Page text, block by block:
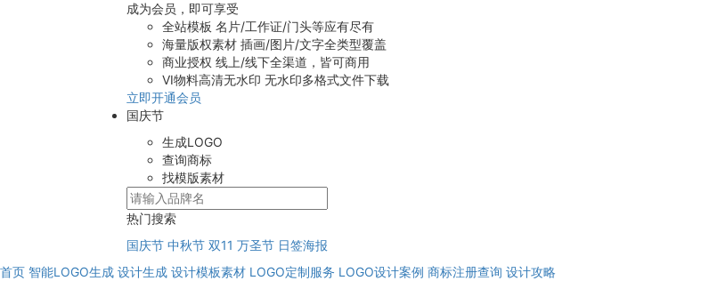
成为会员，即可享受
全站模板 名片/工作证/门头等应有尽有
海量版权素材 插画/图片/文字全类型覆盖
商业授权 线上/线下全渠道，皆可商用
VI物料高清无水印 无水印多格式文件下载
立即开通会员
国庆节
生成LOGO
查询商标
找模版素材
热门搜索
国庆节 中秋节 双11 万圣节 日签海报
首页 智能LOGO生成 设计生成 设计模板素材 LOGO定制服务 LOGO设计案例 商标注册查询 设计攻略